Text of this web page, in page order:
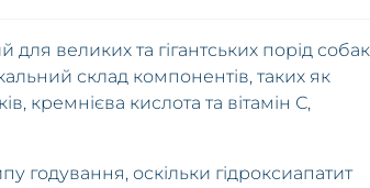
великих та гігантських порід
склад компонентів, таких як
кремнієва кислота та вітамін С,
годування, оскільки гідроксиапатит